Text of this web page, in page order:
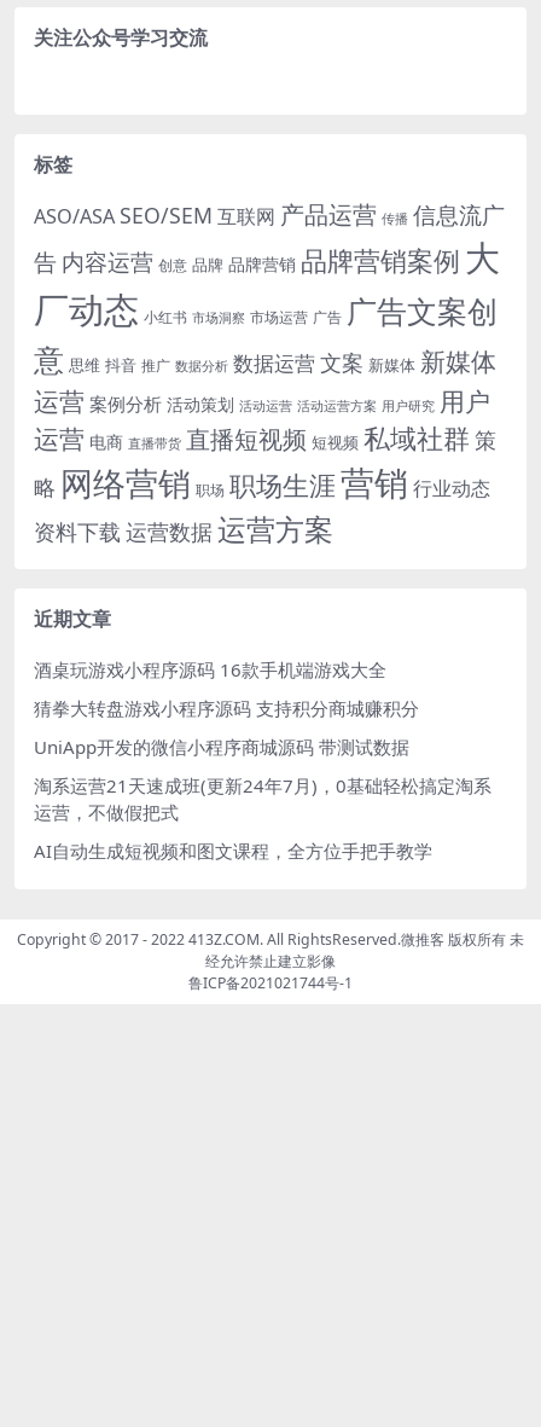
关注公众号学习交流
标签
ASO/ASA SEO/SEM 互联网 产品运营 传播 信息流广
告 内容运营 创意 品牌 品牌营销 品牌营销案例 大
厂动态 小红书 市场洞察 市场运营 广告 广告文案创
意 思维 抖音 推广 数据分析 数据运营文案 新媒体 新媒体
运营 案例分析 活动策划 活动运营 活动运营方案 用户研究 用户
运营 电商 直播带货 直播短视频 短视频 私域社群 策
略 网络营销 职场 职场生涯营销 行业动态
资料下载 运营数据运营方案
近期文章
酒桌玩游戏小程序源码 16款手机端游戏大全
猜拳大转盘游戏小程序源码 支持积分商城赚积分
UniApp开发的微信小程序商城源码 带测试数据
淘系运营21天速成班(更新24年7月)，0基础轻松搞定淘系
运营，不做假把式
AI自动生成短视频和图文课程，全方位手把手教学
Copyright © 2017 - 2022 413Z.COM. All RightsReserved.微推客 版权所有 未
经允许禁止建立影像
鲁ICP备2021021744号-1